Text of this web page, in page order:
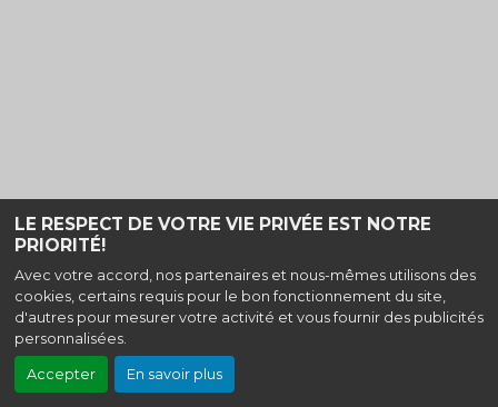
LE RESPECT DE VOTRE VIE PRIVÉE EST NOTRE
PRIORITÉ!
Avec votre accord, nos partenaires et nous-mêmes utilisons des
cookies, certains requis pour le bon fonctionnement du site,
d'autres pour mesurer votre activité et vous fournir des publicités
personnalisées.
Accepter En savoir plus